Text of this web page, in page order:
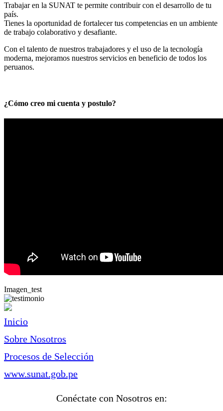
Trabajar en la SUNAT te permite contribuir con el desarrollo de tu
país.
Tienes la oportunidad de fortalecer tus competencias en un ambiente
de trabajo colaborativo y desafiante.
Con el talento de nuestros trabajadores y el uso de la tecnología
moderna, mejoramos nuestros servicios en beneficio de todos los
peruanos.
¿Cómo creo mi cuenta y postulo?
Imagen_test
Inicio
Sobre Nosotros
Procesos de Selección
www.sunat.gob.pe
Conéctate con Nosotros en: